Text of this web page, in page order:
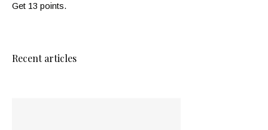
Get 13 points.
Recent articles